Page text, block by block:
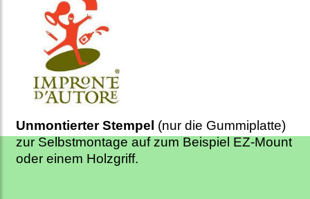
Unmontierter Stempel (nur die Gummiplatte)
zur Selbstmontage auf zum Beispiel EZ-Mount
oder einem Holzgriff.